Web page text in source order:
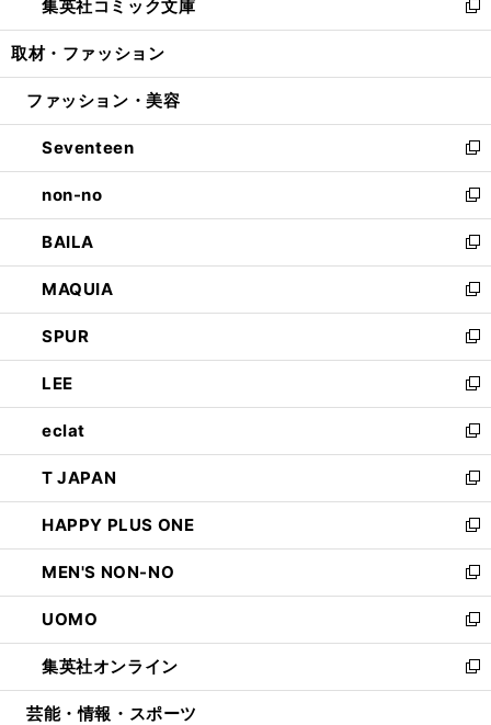
く
で
開
ド
ウ
開
ィ
ン
ウ
開
く
い
ウ
ン
ウ
で
開
く
集英社コミック文庫
新
し
ウ
ン
ド
ウ
で
開
く
取材・ファッション
ファッション・美容
Seventeen
新
し
い
ウ
ィ
ン
ド
ウ
で
開
く
non-no
新
し
い
ウ
ィ
ン
ド
ウ
で
開
く
BAILA
新
し
い
ウ
ィ
ン
ド
ウ
で
開
く
MAQUIA
新
し
い
ウ
ィ
ン
ド
ウ
で
開
く
SPUR
新
し
い
ウ
ィ
ン
ド
ウ
で
開
く
LEE
新
し
い
ウ
ィ
ン
ド
ウ
で
開
く
eclat
新
し
い
ウ
ィ
ン
ド
ウ
で
開
く
T JAPAN
新
し
い
ウ
ィ
ン
ド
ウ
で
開
HAPPY PLUS ONE
新
し
い
ウ
ィ
ン
ド
ウ
MEN'S NON-NO
新
し
い
ウ
ィ
ン
UOMO
新
し
い
ウ
集英社オンライン
新
し
芸能・情報・スポーツ